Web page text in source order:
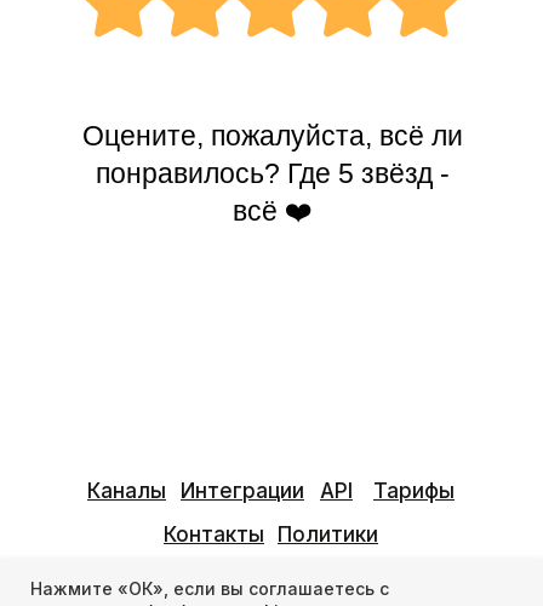
Оцените, пожалуйста, всё ли
понравилось? Где 5 звёзд -
всё ❤️
Политики
Каналы API Тарифы
Интеграции
Контакты
Нажмите «ОК», если вы соглашаетесь с